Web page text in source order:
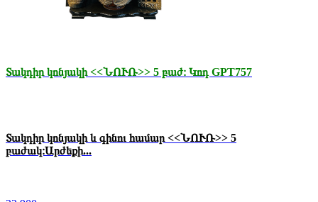
Տակդիր կոնյակի <<ՆՈՒՌ>> 5 բաժ։ Կոդ GPT757
Տակդիր կոնյակի և գինու համար <<ՆՈՒՌ>> 5
բաժակ։Արժեքի...